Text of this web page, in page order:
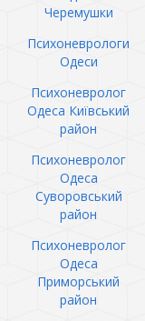
Черемушки
Психоневрологи
Одеси
Психоневролог
Одеса Київський
район
Психоневролог
Одеса
Суворовський
район
Психоневролог
Одеса
Приморський
район